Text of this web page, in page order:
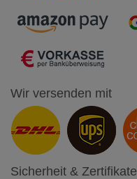
Wir versenden mit
Sicherheit & Zertifikate